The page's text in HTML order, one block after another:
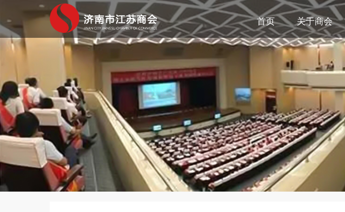
首页 关于商会